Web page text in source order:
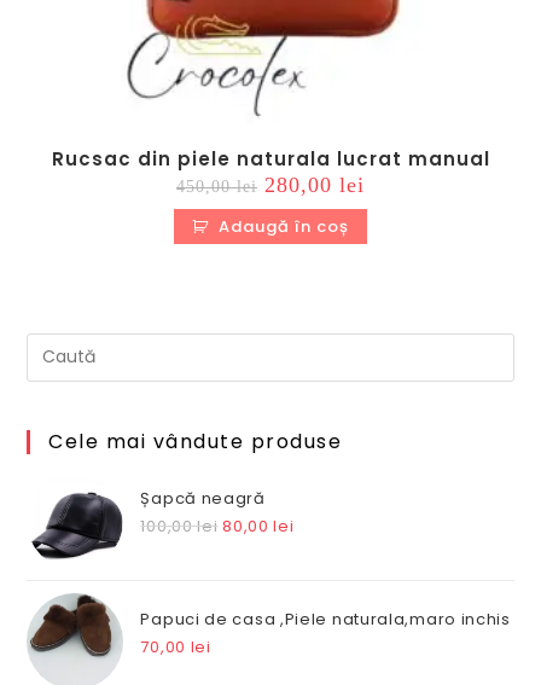
Rucsac din piele naturala lucrat manual
450,00lei Prețul
inițial
a
fost:
450,00 lei.
280,00 lei
este:
Adaugă în coș
Cele mai vândute produse
Șapcă neagră
100,00lei Prețul
fost:
80,00lei
80,00 lei.
Papuci de casa ,Piele naturala,maro inchis
70,00 lei